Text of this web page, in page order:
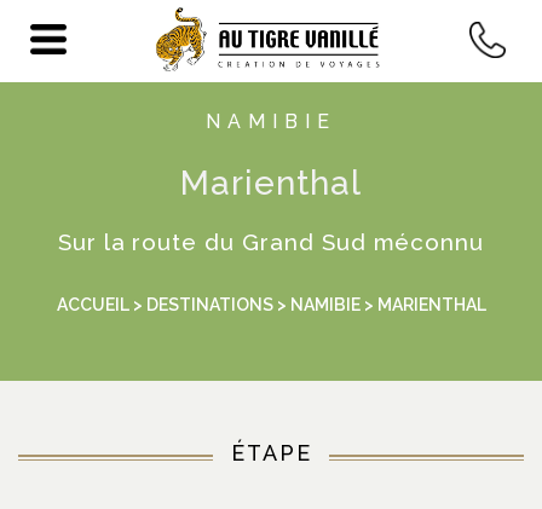
NAMIBIE
Marienthal
Sur la route du Grand Sud méconnu
ACCUEIL> DESTINATIONS> NAMIBIE> MARIENTHAL
ÉTAPE